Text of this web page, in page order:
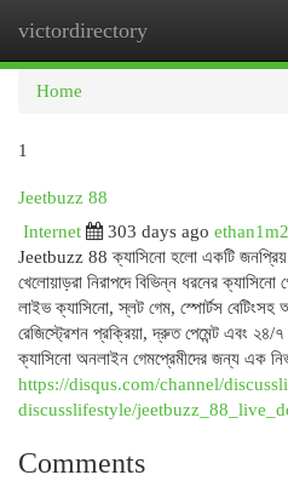
victordirectory
Home
1
Jeetbuzz 88
Internet
303 days ago
Jeetbuzz 88 ক্যাসিনো হলো একটি জনপ্রিয়
খেলোয়াড়রা নিরাপদে বিভিন্ন ধরনের
লাইভ ক্যাসিনো, স্লট গেম, স্পোর্টস
রেজিস্ট্রেশন প্রক্রিয়া, দ্রুত পেমেন্ট এবং ২৪/
ক্যাসিনো অনলাইন গেমপ্রেমীদের জন্য এক
https://disqus.com/channel/
discusslifestyle/
Comments